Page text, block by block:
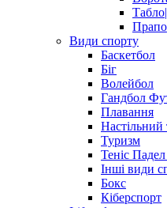
Види спорту
Баскетбол
Біг
Волейбол
Гандбол
Плавання
Настільний
Туризм
Теніс
Інші види
Бокс
Кіберспорт